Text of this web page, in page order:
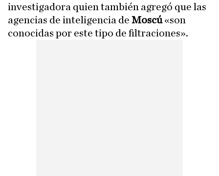
investigadora quien también agregó que las
agencias de inteligencia de Moscú«son
conocidas por este tipo de filtraciones».